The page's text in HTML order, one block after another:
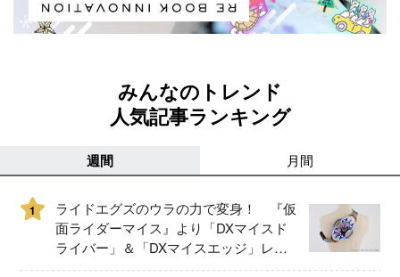
みんなのトレンド
人気記事ランキング
週間 月間
1
ライドエグズのウラの力で変身！ 『仮
面ライダーマイス』より「DXマイスド
ライバー」＆「DXマイスエッジ」レビ
ュー！